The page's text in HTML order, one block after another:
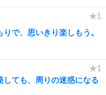
で、思いきり楽しもう。
ても、周りの迷惑になる